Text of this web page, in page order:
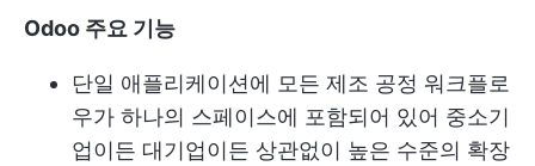
Odoo 주요 기능
단일 애플리케이션에 모든 제조 공정 워크플로
우가 하나의 스페이스에 포함되어 있어 중소기
업이든 대기업이든 상관없이 높은 수준의 확장